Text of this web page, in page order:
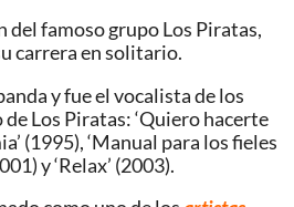
del famoso grupo Los Piratas,
carrera en solitario.
y fue el vocalista de los
Los Piratas: ‘Quiero hacerte
(1995), ‘Manual para los fieles
y ‘Relax’ (2003).